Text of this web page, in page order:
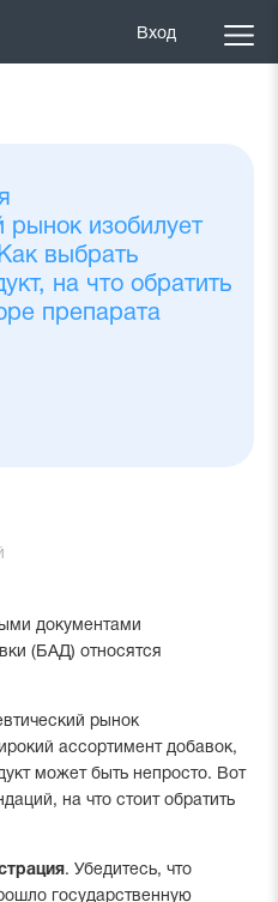
Вход
рынок изобилует
выбрать
на что обратить
препарата
документами
(БАД) относятся
рынок
ассортимент добавок,
может быть непросто. Вот
на что стоит обратить
. Убедитесь, что
государственную